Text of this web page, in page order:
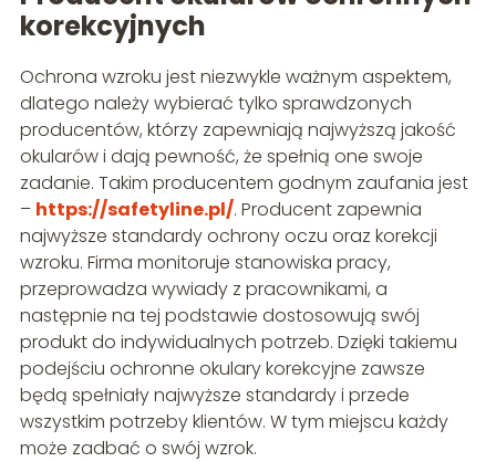
korekcyjnych
Ochrona wzroku jest niezwykle ważnym aspektem,
dlatego należy wybierać tylko sprawdzonych
producentów, którzy zapewniają najwyższą jakość
okularów i dają pewność, że spełnią one swoje
zadanie. Takim producentem godnym zaufania jest
– https://safetyline.pl/. Producent zapewnia
najwyższe standardy ochrony oczu oraz korekcji
wzroku. Firma monitoruje stanowiska pracy,
przeprowadza wywiady z pracownikami, a
następnie na tej podstawie dostosowują swój
produkt do indywidualnych potrzeb. Dzięki takiemu
podejściu ochronne okulary korekcyjne zawsze
będą spełniały najwyższe standardy i przede
wszystkim potrzeby klientów. W tym miejscu każdy
może zadbać o swój wzrok.